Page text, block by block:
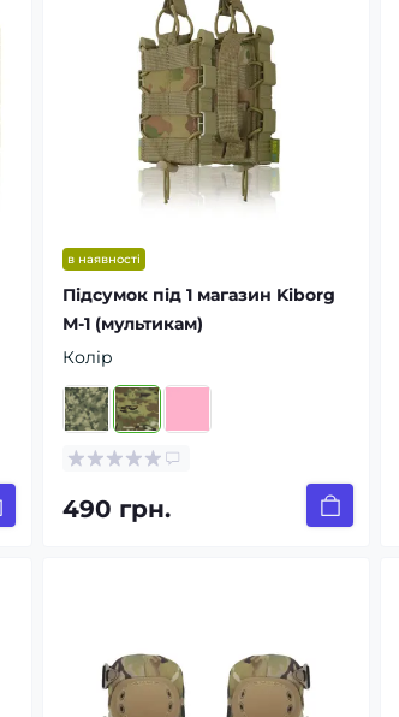
в наявності
Підсумок під 1 магазин Kiborg
М-1 (мультикам)
Колір
490 грн.